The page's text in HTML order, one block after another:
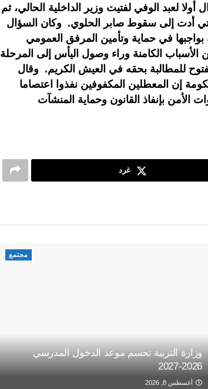
أولا لعبد الوفي لفتيت وزير الداخلية الحالي، ثم
أدت إلى سقوط صابر الحلوي. وكان السؤال
في حماية وتأمين المرفق العمومي
الأسباب الكامنة وراء وصول اليأس إلى المرحلة
للمطالبة بحقه في العيش الكريم. وقال
إن المعطلين المكفوفين نفذوا اعتصاما
بإنفاذ القانون وحماية المنشآت
غرد
مجتمع
وزارة التربية تحسم موعد الدخول المدرسي
2026-2027
أغسطس 8, 2026